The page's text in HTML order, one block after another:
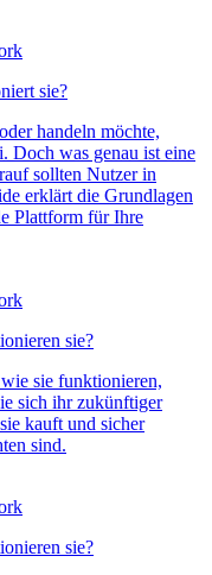
sie?
handeln möchte,
Doch was genau ist eine
sollten Nutzer in
erklärt die Grundlagen
Plattform für Ihre
sie?
sie funktionieren,
sich ihr zukünftiger
kauft und sicher
sind.
sie?